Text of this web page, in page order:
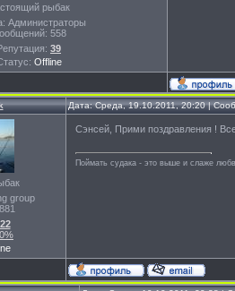
рыбак
Администраторы
558
39
Offline
Дата: Среда, 19.10.2011, 20:20 |
group
881
22
0%
Сэнсей, Прими поздравления !
Поймать судака - это выше и слаже